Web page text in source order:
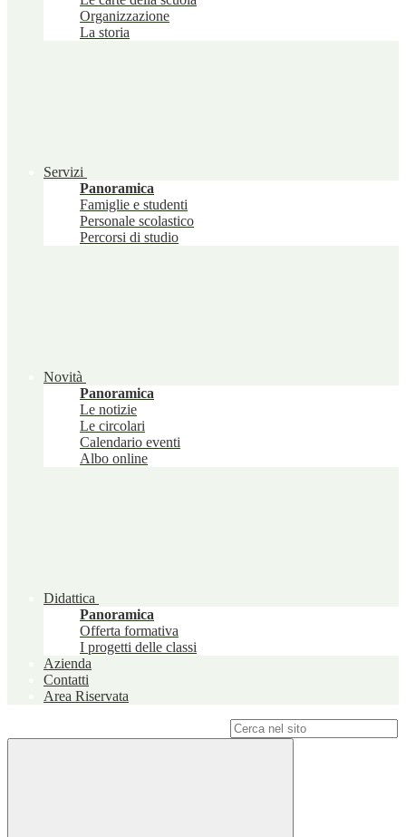
Organizzazione
La storia
Servizi
Panoramica
Famiglie e studenti
Personale scolastico
Percorsi di studio
Novità
Panoramica
Le notizie
Le circolari
Calendario eventi
Albo online
Didattica
Panoramica
Offerta formativa
I progetti delle classi
Azienda
Contatti
Area Riservata